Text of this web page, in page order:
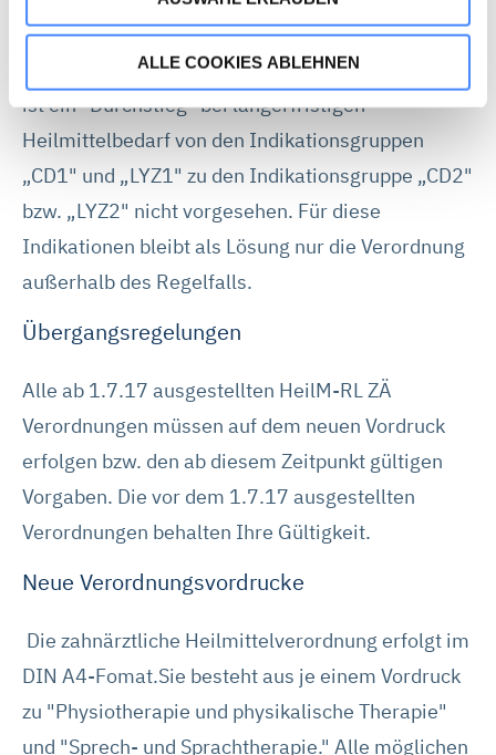
Speichern eines Cookies technisch erforderlich.
dass wir statistische Informationen über Ihren Besuch
auf unserer Webseite sammeln, um damit unser
Webangebot zu verbessern (Statistik-Cookies). Durch
Einsatz von Marketing-Cookies zu und erhalten auf Sie
zugeschnittene Werbung auch auf anderen Webseiten.
Die Marketing-Partner können Ihre Cookie-Informationen
Profilbildung verwenden. Sie können über die
Cookies oder Marketing-Cookies zustimmen. Die in der
Schaltfläche genannten „Präferenzen“ stellen Cookies
dar, die derzeit von DMRZ.de nicht verwendet werden.
Mit „Alle Cookies ablehnen“ können Sie die Marketing-
und Statistik-Cookies ablehnen. Über die Schaltflächen
und „Auswahl erlauben“ können Sie die Cookies
individuell verwalten und Ihre Einwilligung jederzeit für die
dazu und zu den Cookies führen wir in dieser
Datenschutzerklärungauf. Unser Impressum ist
hierabrufbar.
ALLE COOKIES ABLEHNEN
mittelfristigem Behandlungsbedarf
Anders als im vertragsärztlichen Heilmittelkatalog
ist ein "Durchstieg" bei längerfristigen
Heilmittelbedarf von den Indikationsgruppen
„CD1" und „LYZ1" zu den Indikationsgruppe „CD2"
bzw. „LYZ2" nicht vorgesehen. Für diese
Indikationen bleibt als Lösung nur die Verordnung
außerhalb des Regelfalls.
Übergangsregelungen
Alle ab 1.7.17 ausgestellten HeilM-RL ZÄ
Verordnungen müssen auf dem neuen Vordruck
erfolgen bzw. den ab diesem Zeitpunkt gültigen
Vorgaben. Die vor dem 1.7.17 ausgestellten
Verordnungen behalten Ihre Gültigkeit.
Neue Verordnungsvordrucke
Die zahnärztliche Heilmittelverordnung erfolgt im
DIN A4-Fomat.Sie besteht aus je einem Vordruck
zu "Physiotherapie und physikalische Therapie"
und "Sprech- und Sprachtherapie." Alle möglichen